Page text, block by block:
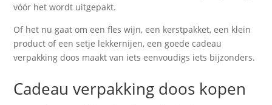
vóór het wordt uitgepakt.
Of het nu gaat om een fles wijn, een kerstpakket, een klein
product of een setje lekkernijen, een goede cadeau
verpakking doos maakt van iets eenvoudigs iets bijzonders.
Cadeau verpakking doos kopen